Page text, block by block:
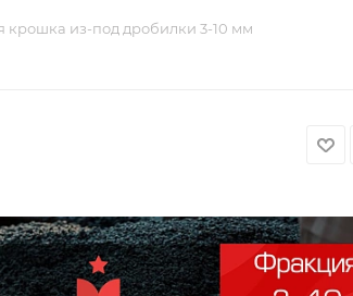
крошка из-под дробилки 3-10 мм